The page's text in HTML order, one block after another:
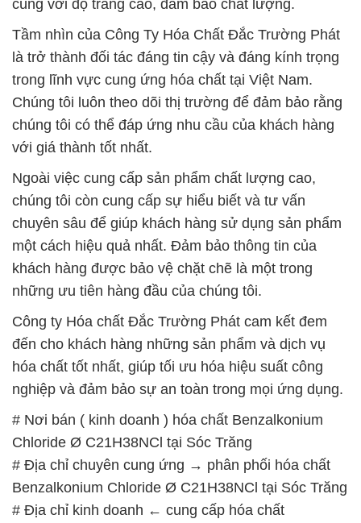
cùng với độ trắng cao, đảm bảo chất lượng.
Tầm nhìn của Công Ty Hóa Chất Đắc Trường Phát
là trở thành đối tác đáng tin cậy và đáng kính trọng
trong lĩnh vực cung ứng hóa chất tại Việt Nam.
Chúng tôi luôn theo dõi thị trường để đảm bảo rằng
chúng tôi có thể đáp ứng nhu cầu của khách hàng
với giá thành tốt nhất.
Ngoài việc cung cấp sản phẩm chất lượng cao,
chúng tôi còn cung cấp sự hiểu biết và tư vấn
chuyên sâu để giúp khách hàng sử dụng sản phẩm
một cách hiệu quả nhất. Đảm bảo thông tin của
khách hàng được bảo vệ chặt chẽ là một trong
những ưu tiên hàng đầu của chúng tôi.
Công ty Hóa chất Đắc Trường Phát cam kết đem
đến cho khách hàng những sản phẩm và dịch vụ
hóa chất tốt nhất, giúp tối ưu hóa hiệu suất công
nghiệp và đảm bảo sự an toàn trong mọi ứng dụng.
# Nơi bán ( kinh doanh ) hóa chất Benzalkonium
Chloride Ø C21H38NCl tại Sóc Trăng
# Địa chỉ chuyên cung ứng → phân phối hóa chất
Benzalkonium Chloride Ø C21H38NCl tại Sóc Trăng
# Địa chỉ kinh doanh ← cung cấp hóa chất